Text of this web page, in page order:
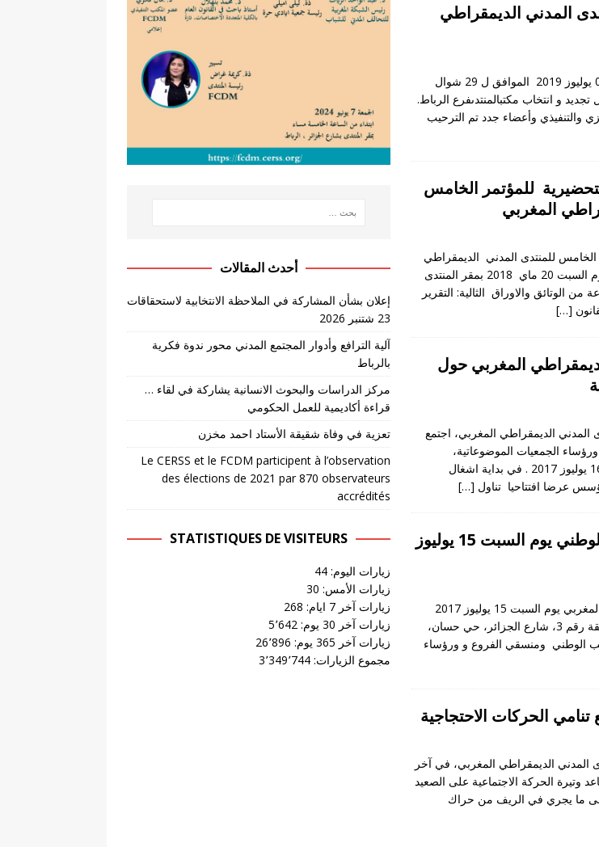
المدني الديمقراطي
انعقد بمقر المنتدى يومه الثلاثاء 02 يوليوز 2019 الموافق ل 29 شوال
تجديد و انتخاب مكتبالمنتدىفرع الرباط.
والتنفيذي وأعضاء جدد تم الترحيب
للمؤتمر الخامس
المغربي
للمنتدى المدني الديمقراطي
المغربي اجتماعها الثالث وذالك يوم السبت 20 ماي 2018 بمقر المنتدى
الوتائق والاوراق الثالية: التقرير
[…]
المغربي حول
المدني الديمقراطي المغربي، اجتمع
الجمعيات الموضوعاتية،
ومنسقي الـفروع، بالرباط، يومه 16 يوليوز 2017 . في بداية اشغال
عرضا افتتاحيا تناول […]
تقرير اجتماع المجلس الوطني يوم السبت 15 يوليوز
عقد المنتدى المدني الديمقراطي المغربي يوم السبت 15 يوليوز 2017
بمقره الكائن بالعمارة رقم 14، شقة رقم 3، شارع الجزائر، حي حسان،
الوطني ومنسقي الفروع و ورؤساء
الحركات الاحتجاجية
الديمقراطي المغربي، في آخر
وتيرة الحركة الاجتماعية على الصعيد
ما يجري في الريف من حراك
أحدث المقالات
إعلان بشأن المشاركة في الملاحظة الانتخابية لاستحقاقات
23 شتنبر 2026
آلية الترافع وأدوار المجتمع المدني محور ندوة فكرية
بالرباط
مركز الدراسات والبحوث الانسانية يشاركة في لقاء …
قراءة أكاديمية للعمل الحكومي
تعزية في وفاة شقيقة الأستاد احمد مخزن
Le CERSS et le FCDM participent à l’observation
des élections de 2021 par 870 observateurs
accrédités
STATISTIQUES DE VISITEURS
زيارات اليوم: 44
زيارات الأمس: 30
زيارات آخر 7 ايام:
268
زيارات آخر 30 يوم:
5٬642
زيارات آخر 365 يوم:
26٬896
مجموع الزيارات: 3٬349٬744